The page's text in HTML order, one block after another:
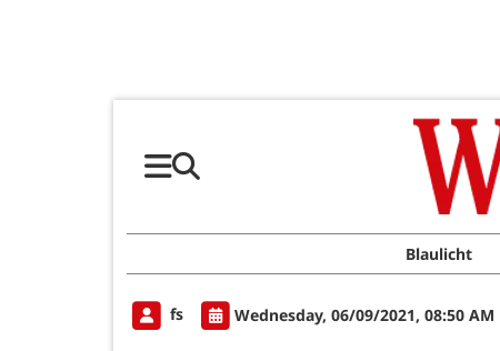
Blaulicht
fs Wednesday, 06/09/2021, 08:50 AM